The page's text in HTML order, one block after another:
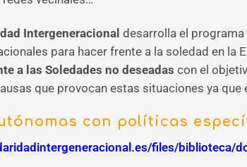
Intergeneracional desarrolla el programa
para hacer frente a la soledad en
a las Soledades no deseadas con el
que provocan estas situaciones ya
con políticas
files/biblioteca/